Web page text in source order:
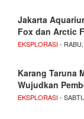
Jakarta
Fox dan Arctic
EKSPLORASI-
Karang Taruna
Wujudkan
EKSPLORASI-